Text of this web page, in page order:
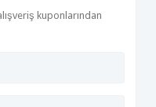
kuponlarından